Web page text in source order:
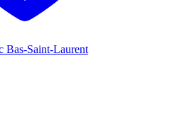
Bas-Saint-Laurent